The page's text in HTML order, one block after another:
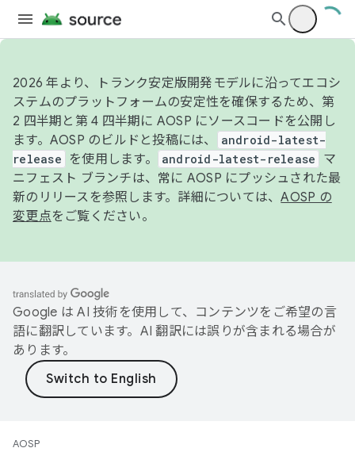
2026 年より、トランク安定版開発モデルに沿ってエコシ
ステムのプラットフォームの安定性を確保するため、第
2 四半期と第 4 四半期に AOSP にソースコードを公開し
ます。AOSP のビルドと投稿には、
android-latest-
release
を使用します。 android-latest-release
マ
ニフェスト ブランチは、常に AOSP にプッシュされた最
新のリリースを参照します。詳細については、AOSP の
変更点をご覧ください。
Google は AI 技術を使用して、コンテンツをご希望の言
語に翻訳しています。AI 翻訳には誤りが含まれる場合が
あります。
AOSP